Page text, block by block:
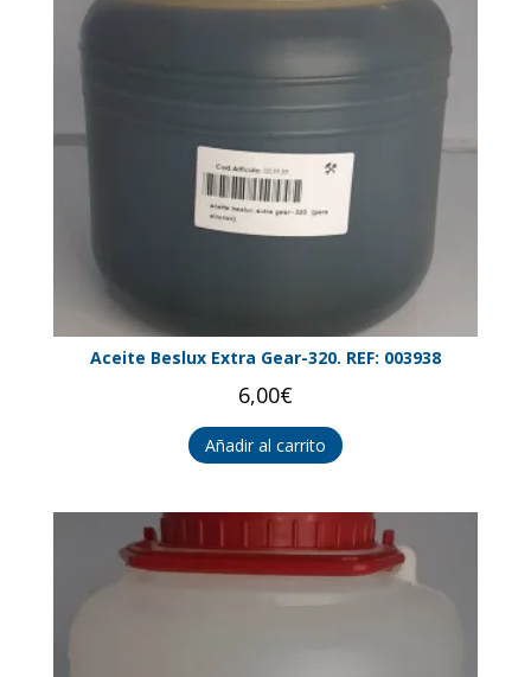
Aceite Beslux Extra Gear-320. REF: 003938
6,00€
Añadir al carrito